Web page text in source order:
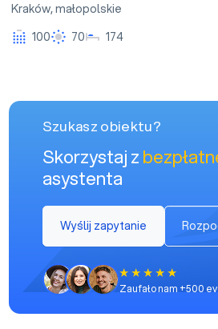
Kraków,małopolskie
100
70 174
Szukasz obiektu?
Skorzystaj z
asystenta
Wyślij zapytanie
Zaufało nam +500